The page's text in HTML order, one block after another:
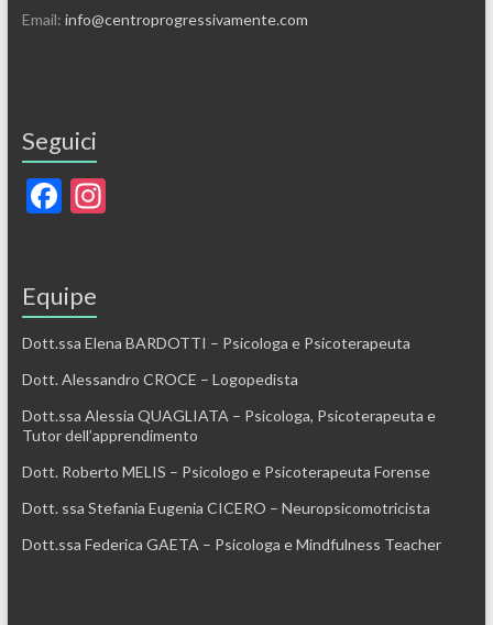
Email: info@centroprogressivamente.com
Seguici
F
b
o
o
k
In
a
m
Equipe
Dott.ssa Elena BARDOTTI – Psicologa e Psicoterapeuta
Dott. Alessandro CROCE – Logopedista
Dott.ssa Alessia QUAGLIATA – Psicologa, Psicoterapeuta e
Tutor dell’apprendimento
Dott. Roberto MELIS – Psicologo e Psicoterapeuta Forense
Dott. ssa Stefania Eugenia CICERO – Neuropsicomotricista
Dott.ssa Federica GAETA – Psicologa e Mindfulness Teacher